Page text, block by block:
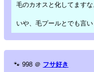
毛のカオスと化してますな
いや、毛プールとでも言
🐾 998 ＠ フサ好き